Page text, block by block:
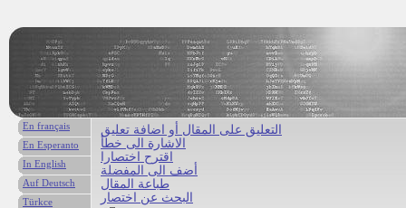
التعليق على المقال أو اضافة تعليق
الاشارة الى خطأ
اقترح اختصارا
أضف الى المفضلة
طباعة المقال
البحث عن اختصار
En français
En Esperanto
In English
Auf Deutsch
Türkce